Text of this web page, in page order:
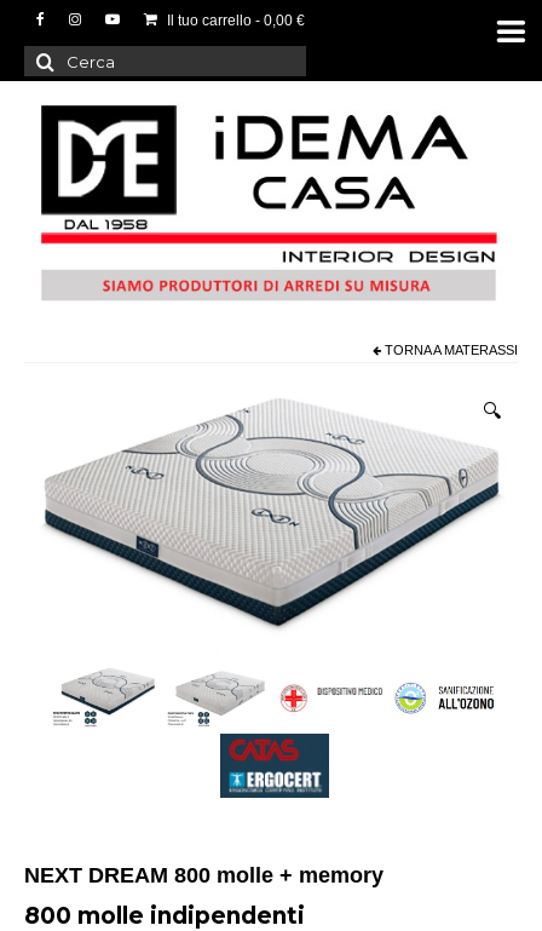
Il tuo carrello - 0,00 €
Cerca:
TORNA A MATERASSI
🔍
NEXT DREAM 800 molle + memory
800 molle indipendenti